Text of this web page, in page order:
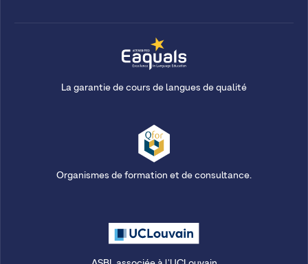
La garantie de cours de langues de qualité
Organismes de formation et de consultance.